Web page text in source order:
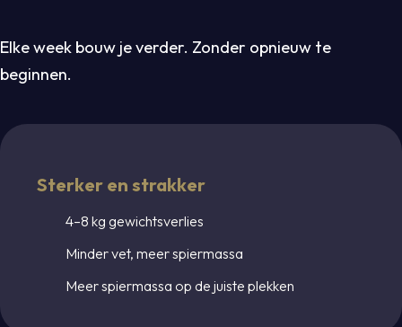
Elke week bouw je verder. Zonder opnieuw te
beginnen.
Sterker en strakker
4–8 kg gewichtsverlies
Minder vet, meer spiermassa
Meer spiermassa op de juiste plekken